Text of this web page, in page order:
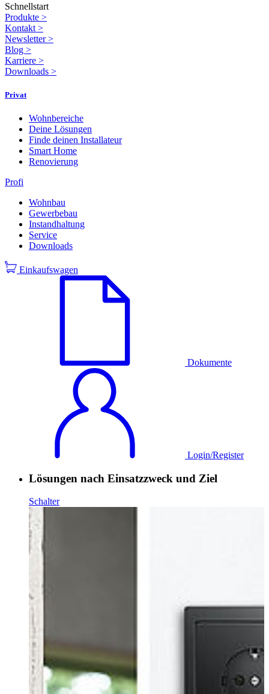
Schnellstart
Produkte >
Kontakt >
Newsletter>
Blog >
Karriere >
Downloads >
Privat
Wohnbereiche
Deine Lösungen
Finde deinen Installateur
Smart Home
Renovierung
Profi
Wohnbau
Gewerbebau
Instandhaltung
Service
Downloads
Einkaufswagen
Dokumente
Login/Register
Lösungen nach Einsatzzweck und Ziel
Schalter